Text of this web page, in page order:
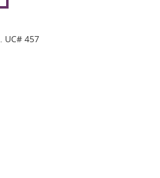
UC# 457